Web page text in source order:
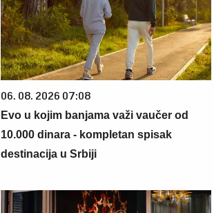
06. 08. 2026 07:08
Evo u kojim banjama važi vaučer od
10.000 dinara - kompletan spisak
destinacija u Srbiji